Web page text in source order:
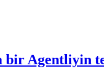
bir Agentliyin